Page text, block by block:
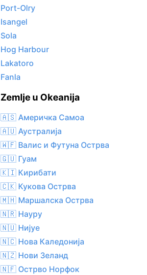
Port-Olry
Isangel
Sola
Hog Harbour
Lakatoro
Fanla
Zemlje u Okeanija
🇦🇸 Америчка Самоа
🇦🇺 Аустралија
🇼🇫 Валис и Футуна Острва
🇬🇺 Гуам
🇰🇮 Кирибати
🇨🇰 Кукова Острва
🇲🇭 Маршалска Острва
🇳🇷 Науру
🇳🇺 Нијуе
🇳🇨 Нова Каледонија
🇳🇿 Нови Зеланд
🇳🇫 Острво Норфок